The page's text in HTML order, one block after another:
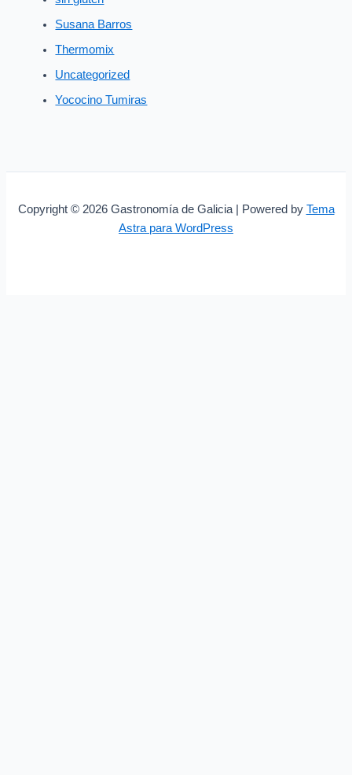
Susana Barros
Thermomix
Uncategorized
Yococino Tumiras
Copyright © 2026 Gastronomía de Galicia | Powered by Tema
Astra para WordPress